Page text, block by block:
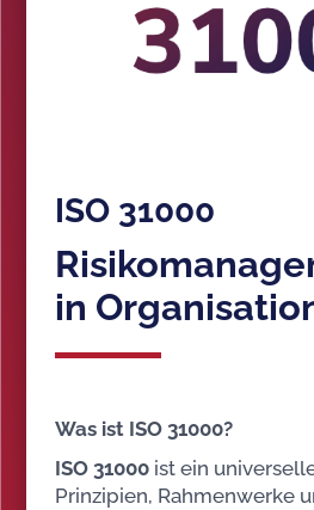
ISO 31000
in
Was ist ISO 31000?
ISO 31000 ist ein
Prinzipien, Rahmenwerke